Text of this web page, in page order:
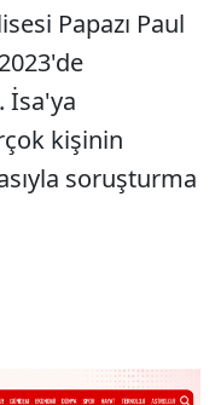
Papazı Paul
İsa'ya
kişinin
soruşturma